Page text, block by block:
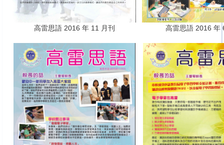
高雷思語 2016 年 11 月刊 高雷思語 2016 年